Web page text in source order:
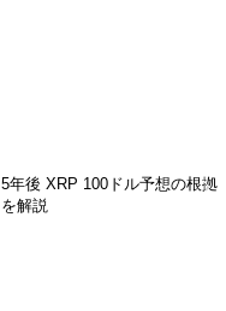
5年後 XRP 100ドル予想の根拠
を解説